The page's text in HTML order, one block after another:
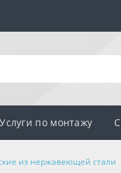
Услуги по монтажу
из нержавеющей стали